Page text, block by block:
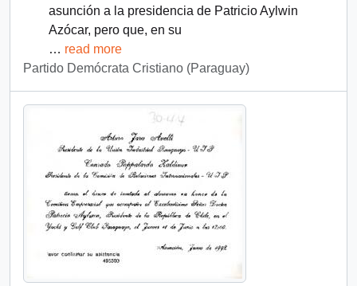
asunción a la presidencia de Patricio Aylwin
Azócar, pero que, en su
… read more
Partido Demócrata Cristiano (Paraguay)